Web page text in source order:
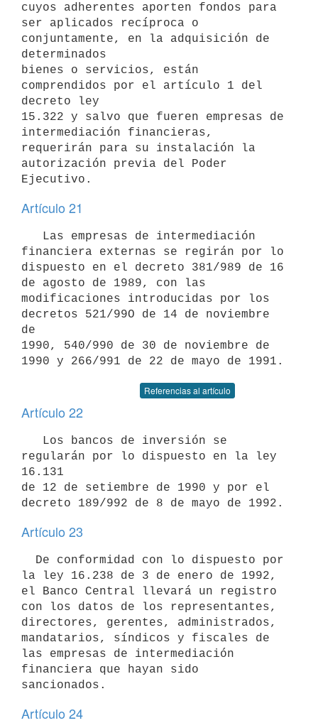
cuyos adherentes aporten fondos para
ser aplicados recíproca o
conjuntamente, en la adquisición de
determinados
bienes o servicios, están
comprendidos por el artículo 1 del
decreto ley
15.322 y salvo que fueren empresas de
intermediación financieras,
requerirán para su instalación la
autorización previa del Poder
Artículo 21
financiera externas se regirán por lo
dispuesto en el decreto 381/989 de 16
de agosto de 1989, con las
modificaciones introducidas por los
decretos 521/99O de 14 de noviembre
de
1990, 540/990 de 30 de noviembre de
Referencias al artículo
Artículo 22
regularán por lo dispuesto en la ley
16.131
de 12 de setiembre de 1990 y por el
Artículo 23
la ley 16.238 de 3 de enero de 1992,
el Banco Central llevará un registro
con los datos de los representantes,
directores, gerentes, administrados,
mandatarios, síndicos y fiscales de
las empresas de intermediación
financiera que hayan sido
Artículo 24